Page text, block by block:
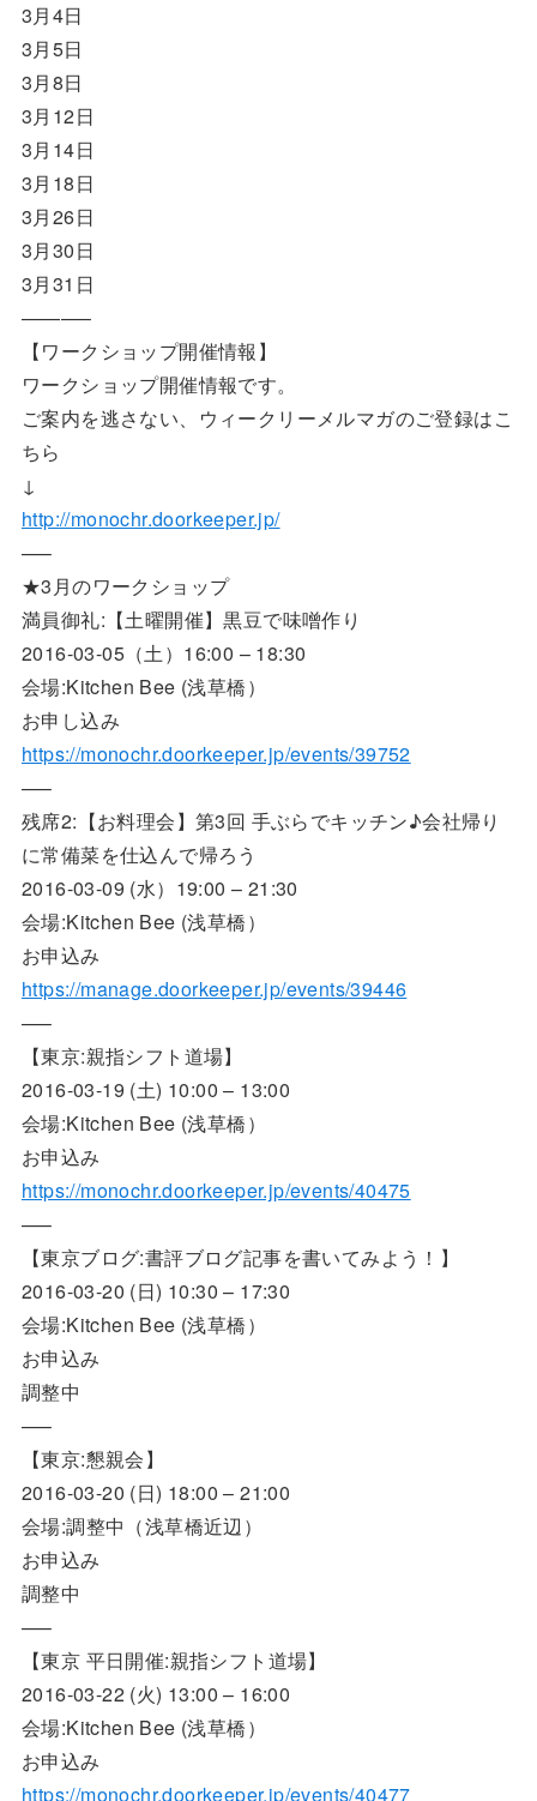
3月4日
3月5日
3月8日
3月12日
3月14日
3月18日
3月26日
3月30日
3月31日
———–
【ワークショップ開催情報】
ワークショップ開催情報です。
ご案内を逃さない、ウィークリーメルマガのご登録はこ
ちら
↓
http://monochr.doorkeeper.jp/
—–
★3月のワークショップ
満員御礼:【土曜開催】黒豆で味噌作り
2016-03-05（土）16:00 – 18:30
会場:Kitchen Bee (浅草橋）
お申し込み
https://monochr.doorkeeper.jp/events/39752
—–
残席2:【お料理会】第3回 手ぶらでキッチン♪会社帰り
に常備菜を仕込んで帰ろう
2016-03-09 (水）19:00 – 21:30
会場:Kitchen Bee (浅草橋）
お申込み
https://manage.doorkeeper.jp/events/39446
—–
【東京:親指シフト道場】
2016-03-19 (土) 10:00 – 13:00
会場:Kitchen Bee (浅草橋）
お申込み
https://monochr.doorkeeper.jp/events/40475
—–
【東京ブログ:書評ブログ記事を書いてみよう！】
2016-03-20 (日) 10:30 – 17:30
会場:Kitchen Bee (浅草橋）
お申込み
調整中
—–
【東京:懇親会】
2016-03-20 (日) 18:00 – 21:00
会場:調整中（浅草橋近辺）
お申込み
調整中
—–
【東京 平日開催:親指シフト道場】
2016-03-22 (火) 13:00 – 16:00
会場:Kitchen Bee (浅草橋）
お申込み
https://monochr.doorkeeper.jp/events/40477